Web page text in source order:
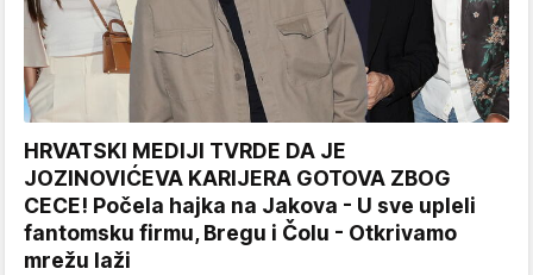
HRVATSKI MEDIJI TVRDE DA JE
JOZINOVIĆEVA KARIJERA GOTOVA ZBOG
CECE! Počela hajka na Jakova - U sve upleli
fantomsku firmu, Bregu i Čolu - Otkrivamo
mrežu laži